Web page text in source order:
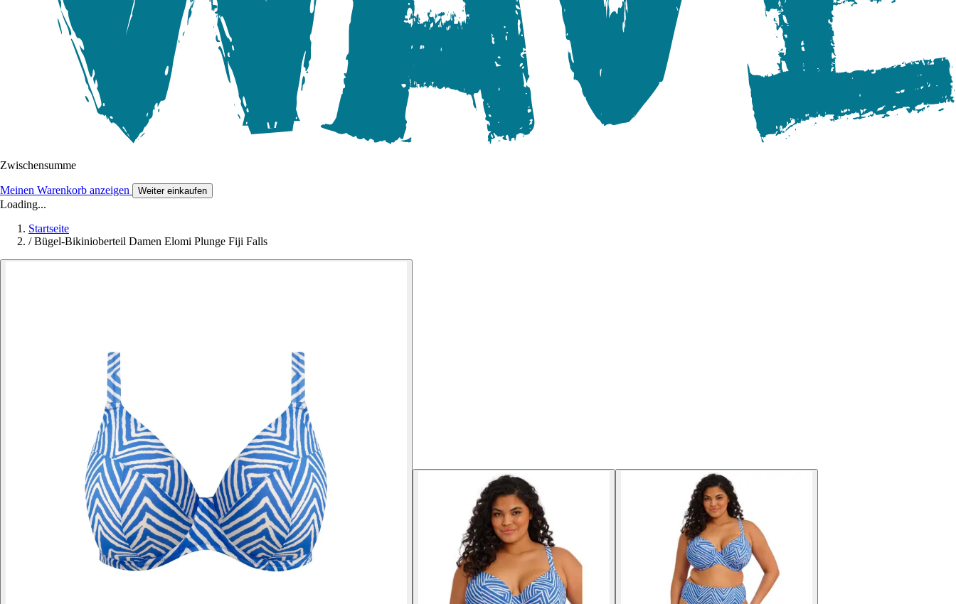
Zwischensumme
Meinen Warenkorb anzeigen Weiter einkaufen
Loading...
Startseite
/ Bügel-Bikinioberteil Damen Elomi Plunge Fiji Falls